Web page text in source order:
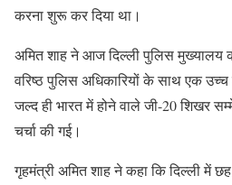
करना शुरू कर दिया था।
अमित शाह ने आज दिल्ली पुलिस मुख्यालय
वरिष्ठ पुलिस अधिकारियों के साथ एक
जल्द ही भारत में होने वाले जी-20 शिखर
चर्चा की गई।
गृहमंत्री अमित शाह ने कहा कि दिल्ली में